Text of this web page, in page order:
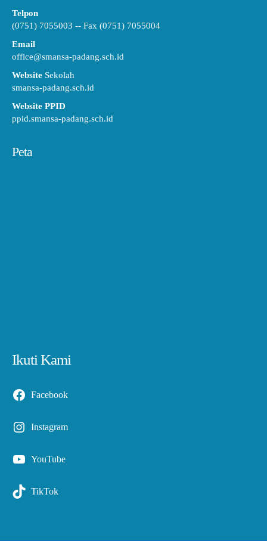
Telpon
(0751) 7055003 -- Fax (0751) 7055004
Email
office@smansa-padang.sch.id
Website Sekolah
smansa-padang.sch.id
Website PPID
ppid.smansa-padang.sch.id
Peta
Ikuti Kami
Facebook
Instagram
YouTube
TikTok